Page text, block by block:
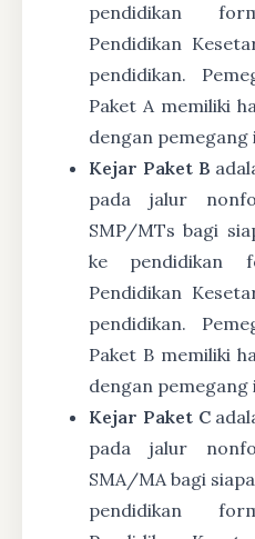
pendidikan
Pendidikan
pendidikan.
Paket A memiliki
dengan
Kejar Paket B
pada jalur
SMP/MTs bagi
ke pendidikan
Pendidikan
pendidikan.
Paket B memiliki
dengan
Kejar Paket C
pada jalur
SMA/MA bagi
pendidikan